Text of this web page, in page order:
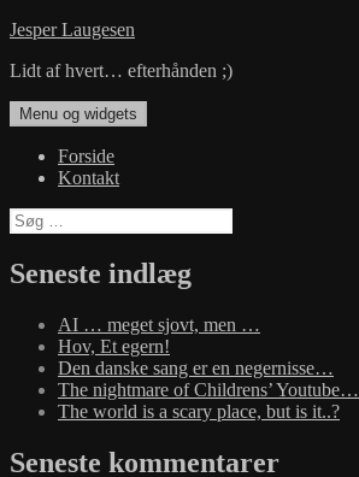
Hop
indhold
Jesper Laugesen
Lidt af hvert… efterhånden ;)
Menu og widgets
Forside
Kontakt
Søg
efter:
Seneste indlæg
AI … meget sjovt, men …
Hov, Et egern!
Den danske sang er en negernisse…
The nightmare of Childrens’ Youtube…
The world is a scary place, but is it..?
Seneste kommentarer